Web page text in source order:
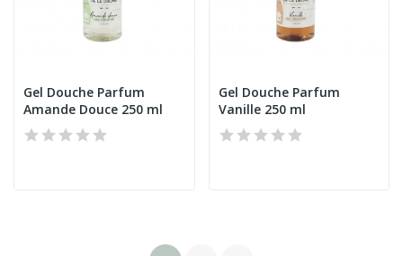
Gel Douche Parfum
Amande Douce 250 ml
Gel Douche Parfum
Vanille 250 ml